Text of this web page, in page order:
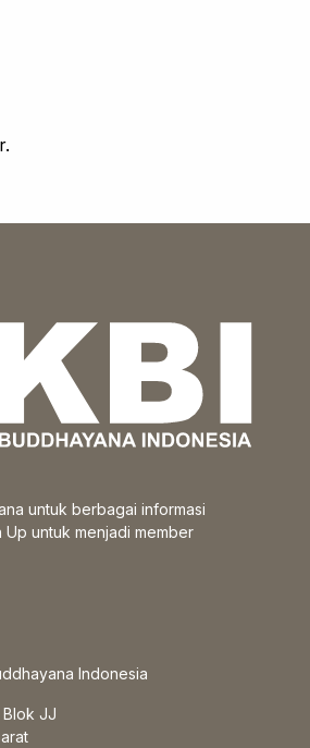
untuk berbagai informasi
untuk menjadi member
Indonesia
Blok JJ